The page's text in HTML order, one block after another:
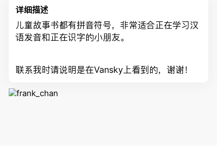
详细描述
儿童故事书都有拼音符号，非常适合正在学习汉
语发音和正在识字的小朋友。
联系我时请说明是在Vansky上看到的，谢谢！